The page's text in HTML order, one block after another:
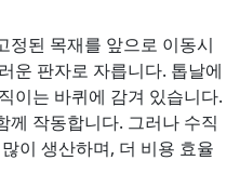
정된 목재를 앞으로 이동시
운 판자로 자릅니다. 톱날에
이는 바퀴에 감겨 있습니다.
께 작동합니다. 그러나 수직
이 생산하며, 더 비용 효율